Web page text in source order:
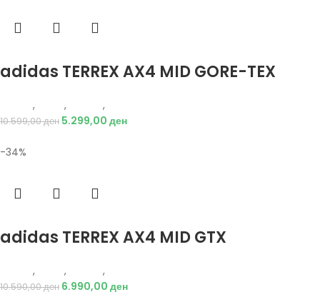
adidas TERREX AX4 MID GORE-TEX
, , ,
10.599,00ден 5.299,00 ден
-34%
adidas TERREX AX4 MID GTX
, , ,
10.590,00ден 6.990,00 ден